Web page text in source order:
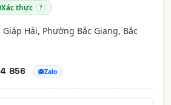
Xác thực ?
Hải, Phường Bắc Giang, Bắc
856 Zalo